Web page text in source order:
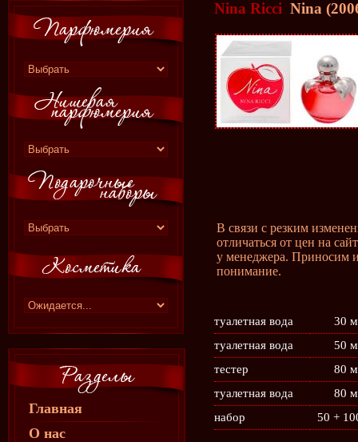
Главная
О нас
Nina Ricci Nina
В связи с резким
отличаться от цен на
у менеджера. Приносим
понимание.
туалетная вода
30
туалетная вода
50
тестер
80
туалетная вода
80
набор
50 +